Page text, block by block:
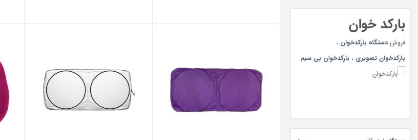
بارکد خوان
فروشدستگاه بارکدخوان ،
بارکدخوان تصویری ، بارکدخوان بی سیم